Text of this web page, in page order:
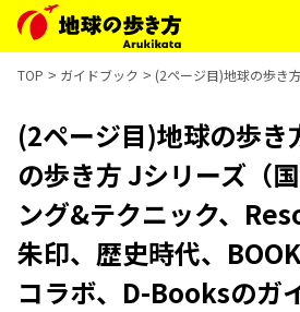
TOP ガイドブック (2ページ目)地球の歩き
(2ページ目)地球の歩き
の歩き方 Jシリーズ（
ング&テクニック、
朱印、歴史時代、
コラボ、D-Booksのガ